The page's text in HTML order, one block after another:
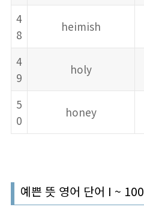
4
8
heimish
4
9
holy
5
0
honey
예쁜 뜻 영어 단어 I ~ 100